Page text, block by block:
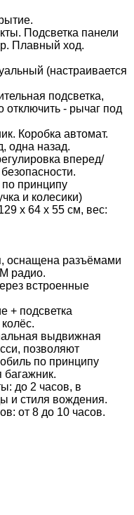
Подсветка панели
Плавный ход.
(настраивается
подсветка,
- рычаг под
Коробка автомат.
одна назад.
вперед/
принципу
и колесики)
х 64 х 55 см, вес:
оснащена разъёмами
радио.
встроенные
+ подсветка
выдвижная
позволяют
по принципу
до 2 часов, в
и стиля вождения.
от 8 до 10 часов.